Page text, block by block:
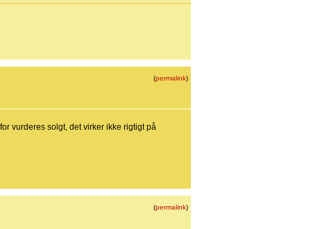
(permalink)
vurderes solgt, det virker ikke rigtigt på
(permalink)